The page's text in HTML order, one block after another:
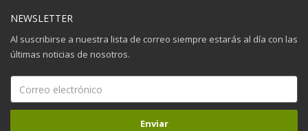
NEWSLETTER
Al suscribirse a nuestra lista de correo siempre estarás al día con las
últimas noticias de nosotros.